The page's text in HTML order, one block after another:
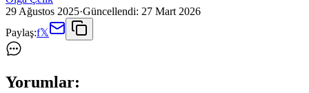
29 Ağustos 2025·Güncellendi: 27 Mart 2026
Paylaş:f𝕏
Yorumlar: